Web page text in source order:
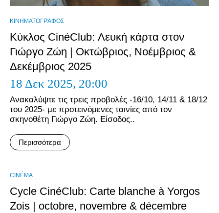
ΚΙΝΗΜΑΤΟΓΡΆΦΟΣ
Κύκλος CinéClub: Λευκή κάρτα στον
Γιώργο Ζώη | Οκτώβριος, Νοέμβριος &
Δεκέμβριος 2025
18 Δεκ 2025, 20:00
Ανακαλύψτε τις τρεις προβολές -16/10, 14/11 & 18/12
του 2025- με προτεινόμενες ταινίες από τον
σκηνοθέτη Γιώργο Ζώη. Είσοδος..
Περισσότερα
CINÉMA
Cycle CinéClub: Carte blanche à Yorgos
Zois | octobre, novembre & décembre